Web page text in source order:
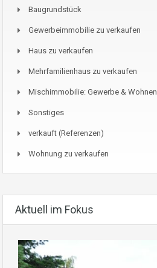
Baugrundstück
Gewerbeimmobilie zu verkaufen
Haus zu verkaufen
Mehrfamilienhaus zu verkaufen
Mischimmobilie: Gewerbe & Wohnen
Sonstiges
verkauft (Referenzen)
Wohnung zu verkaufen
Aktuell im Fokus